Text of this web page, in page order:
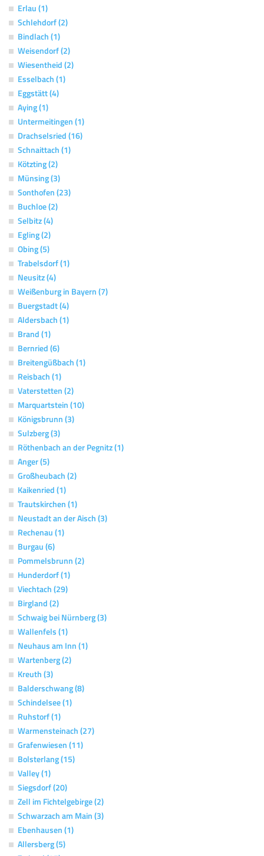
Erlau (1)
Schlehdorf (2)
Bindlach (1)
Weisendorf (2)
Wiesentheid (2)
Esselbach (1)
Eggstätt (4)
Aying (1)
Untermeitingen (1)
Drachselsried (16)
Schnaittach (1)
Kötzting (2)
Münsing (3)
Sonthofen (23)
Buchloe (2)
Selbitz (4)
Egling (2)
Obing (5)
Trabelsdorf (1)
Neusitz (4)
Weißenburg in Bayern (7)
Buergstadt (4)
Aldersbach (1)
Brand (1)
Bernried (6)
Breitengüßbach (1)
Reisbach (1)
Vaterstetten (2)
Marquartstein (10)
Königsbrunn (3)
Sulzberg (3)
Röthenbach an der Pegnitz (1)
Anger (5)
Großheubach (2)
Kaikenried (1)
Trautskirchen (1)
Neustadt an der Aisch (3)
Rechenau (1)
Burgau (6)
Pommelsbrunn (2)
Hunderdorf (1)
Viechtach (29)
Birgland (2)
Schwaig bei Nürnberg (3)
Wallenfels (1)
Neuhaus am Inn (1)
Wartenberg (2)
Kreuth (3)
Balderschwang (8)
Schindelsee (1)
Ruhstorf (1)
Warmensteinach (27)
Grafenwiesen (11)
Bolsterlang (15)
Valley (1)
Siegsdorf (20)
Zell im Fichtelgebirge (2)
Schwarzach am Main (3)
Ebenhausen (1)
Allersberg (5)